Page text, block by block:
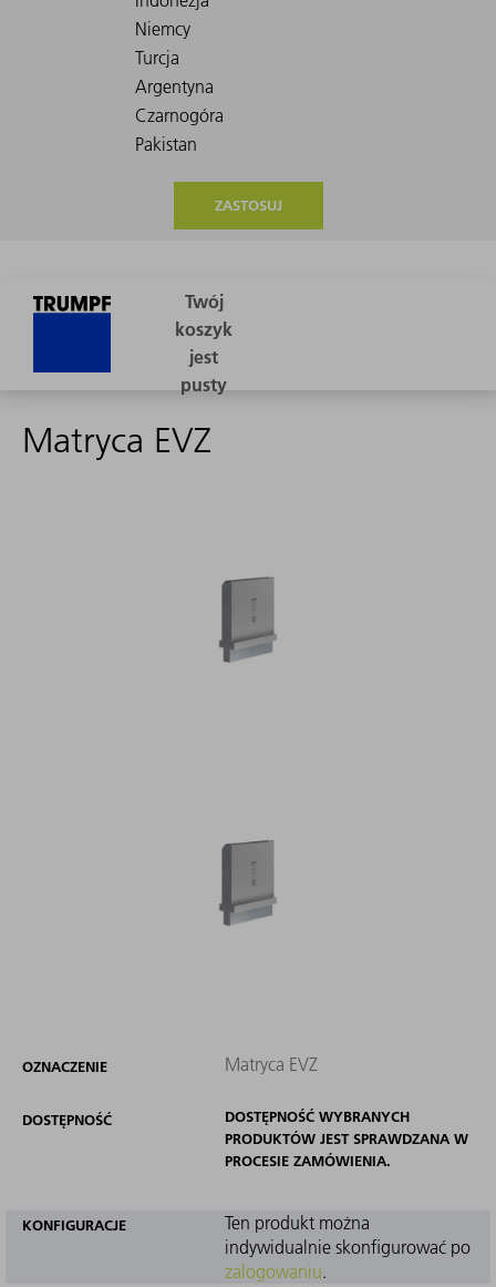
ZASTOSUJ
Matryca EVZ
OZNACZENIE Matryca EVZ
DOSTĘPNOŚĆ
DOSTĘPNOŚĆ WYBRANYCH
PRODUKTÓW JEST SPRAWDZANA W
PROCESIE ZAMÓWIENIA.
KONFIGURACJE
Ten produkt można
indywidualnie skonfigurować po
zalogowaniu.